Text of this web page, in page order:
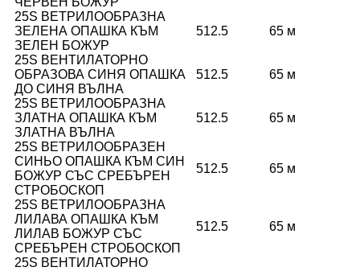
25S ВЕТРИЛООБРАЗНА
ЗЕЛЕНА ОПАШКА КЪМ
ЗЕЛЕН БОЖУР
512.5 65 м
25S ВЕНТИЛАТОРНО
ОБРАЗОВА СИНЯ ОПАШКА
ДО СИНЯ ВЪЛНА
512.5 65 м
25S ВЕТРИЛООБРАЗНА
ЗЛАТНА ОПАШКА КЪМ
ЗЛАТНА ВЪЛНА
512.5 65 м
25S ВЕТРИЛООБРАЗЕН
СИНЬО ОПАШКА КЪМ СИН
БОЖУР СЪС СРЕБЪРЕН
СТРОБОСКОП
512.5 65 м
25S ВЕТРИЛООБРАЗНА
ЛИЛАВА ОПАШКА КЪМ
ЛИЛАВ БОЖУР СЪС
СРЕБЪРЕН СТРОБОСКОП
512.5 65 м
25S ВЕНТИЛАТОРНО